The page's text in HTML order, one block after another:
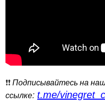
❗️❗️Подписывайтесь на
ссылке: t.me/